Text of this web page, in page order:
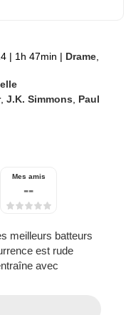
| 1h 47min | Drame
,J.K. Simmons
Paul
Mes amis
--
meilleurs batteurs
est rude
avec